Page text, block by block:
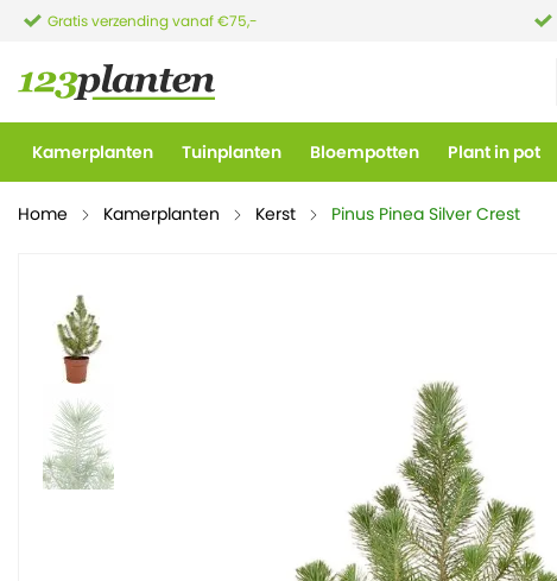
Gratis verzending vanaf €75,-
Kamerplanten Tuinplanten Bloempotten Plant in pot
Home Kamerplanten Kerst Pinus Pinea Silver Crest